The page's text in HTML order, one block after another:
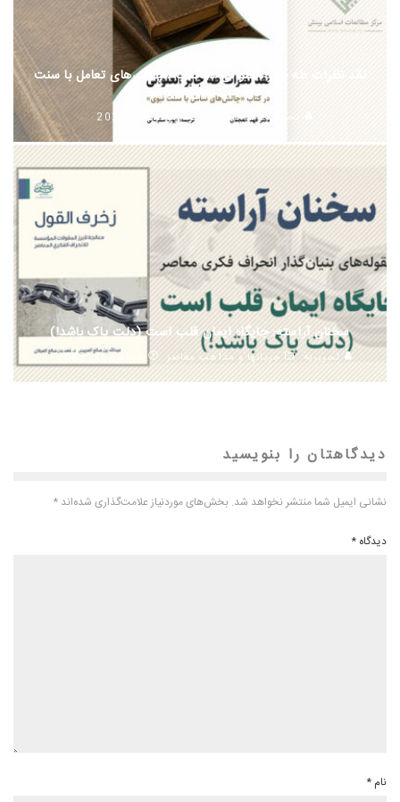
نقد نظرات طه جابر العلوانی در کتاب «چالش‌های تعامل با سنت
نبوی»
تحریریه كتابخانه جولای 13, 2026
سخنان آراسته: جایگاه ایمان قلب است (دلت پاک باشد!)
تحریریه جریانها و مذاهب معاصر دسامبر 26, 2025
دیدگاهتان را بنویسید
نشانی ایمیل شما منتشر نخواهد شد. بخش‌های موردنیاز علامت‌گذاری شده‌اند *
دیدگاه *
نام *